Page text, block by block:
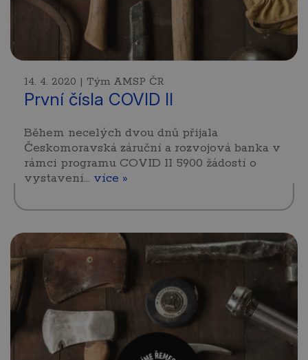
14. 4. 2020 | Tým AMSP ČR
První čísla COVID II
Během necelých dvou dnů přijala
Českomoravská záruční a rozvojová banka v
rámci programu COVID II 5900 žádostí o
vystavení… více »